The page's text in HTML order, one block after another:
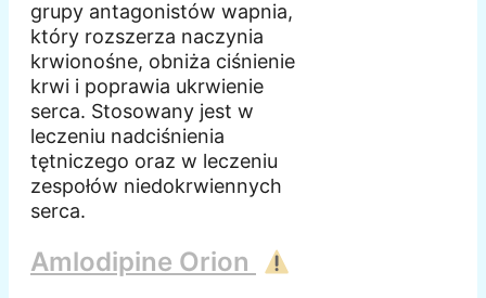
grupy antagonistów wapnia,
który rozszerza naczynia
krwionośne, obniża ciśnienie
krwi i poprawia ukrwienie
serca. Stosowany jest w
leczeniu nadciśnienia
tętniczego oraz w leczeniu
zespołów niedokrwiennych
serca.
Amlodipine Orion